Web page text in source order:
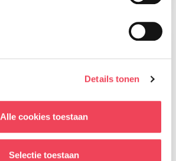
Details tonen
Alle cookies toestaan
Selectie toestaan